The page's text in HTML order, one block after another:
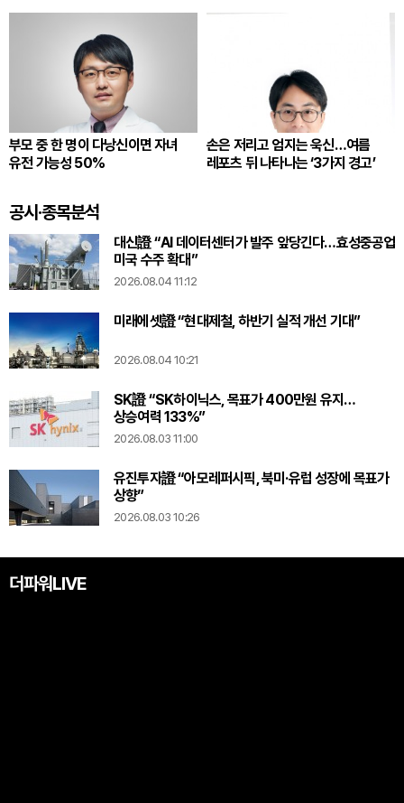
부모 중 한 명이 다낭신이면 자녀
유전 가능성 50%
손은 저리고 엄지는 욱신…여름
레포츠 뒤 나타나는 ‘3가지 경고’
공시·종목분석
대신證 “AI 데이터센터가 발주 앞당긴다…효성중공업
미국 수주 확대”
2026.08.04 11:12
미래에셋證 “현대제철, 하반기 실적 개선 기대”
2026.08.04 10:21
SK證 “SK하이닉스, 목표가 400만원 유지…
상승여력 133%”
2026.08.03 11:00
유진투자證 “아모레퍼시픽, 북미·유럽 성장에 목표가
상향”
2026.08.03 10:26
더파워LIVE